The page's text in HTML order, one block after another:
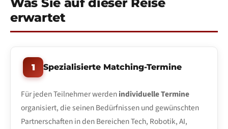
erwartet
1 Spezialisierte Matching-Termine
Für jeden Teilnehmer werdenindividuelle Termine
organisiert, die seinen Bedürfnissen und gewünschten
Partnerschaften in den Bereichen Tech, Robotik, AI,